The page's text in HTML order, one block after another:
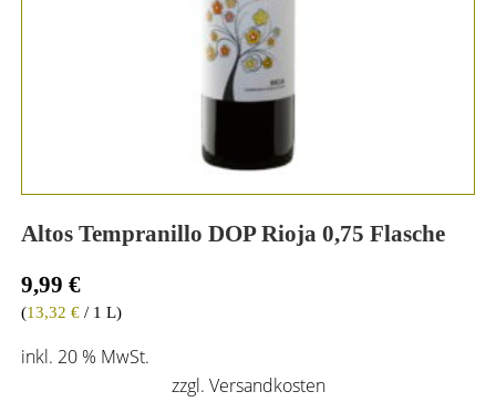
Altos Tempranillo DOP Rioja 0,75 Flasche
9,99 €
(13,32 €/ 1 L)
inkl. 20 % MwSt.
zzgl. Versandkosten